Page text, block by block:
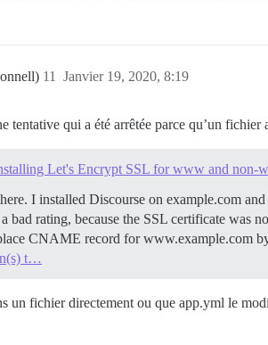
Janvier 19, 2020, 8:19
11
tentative qui a été arrêtée parce qu’un
Let's Encrypt SSL for www and non-
I installed Discourse on example.com
bad rating, because the SSL certificate was
CNAME record for www.example.com
t…
un fichier directement ou que app.yml le